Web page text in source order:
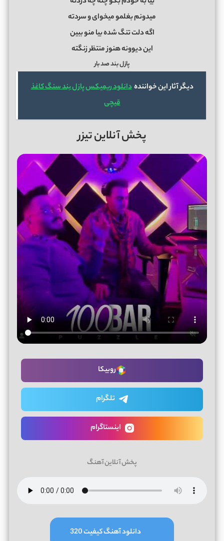
میدونم بغلمو میخوای و سردته
اگه دلت تنگ شده بیا منو ببین
این دیوونه هنوز منتظر زنگته
پازل بند صد بار
دیگر آثار این خوانندهدانلود ریمیکس پازل بند سنگ کاغذ
قیچی
پخش آنلاین تیزر
روبیکا
تلگرام
اینستاگرام
پخش آنلاین آهنگ
دانلود آهنگ کیفیت 320